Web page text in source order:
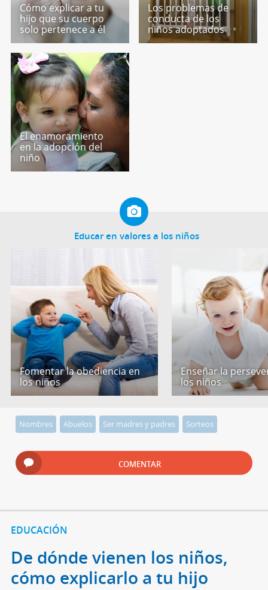
Cómo explicar a tu
hijo que su cuerpo
solo pertenece a él
Los problemas de
conducta de los
niños adoptados
El enamoramiento
en la adopción del
niño
Educar en valores a los niños
Fomentar la obediencia en
los niños
Enseñar la
los niños
Nombres Abuelos Ser madres y padres Sorteos
COMENTAR
EDUCACIÓN
De dónde vienen los niños,
cómo explicarlo a tu hijo